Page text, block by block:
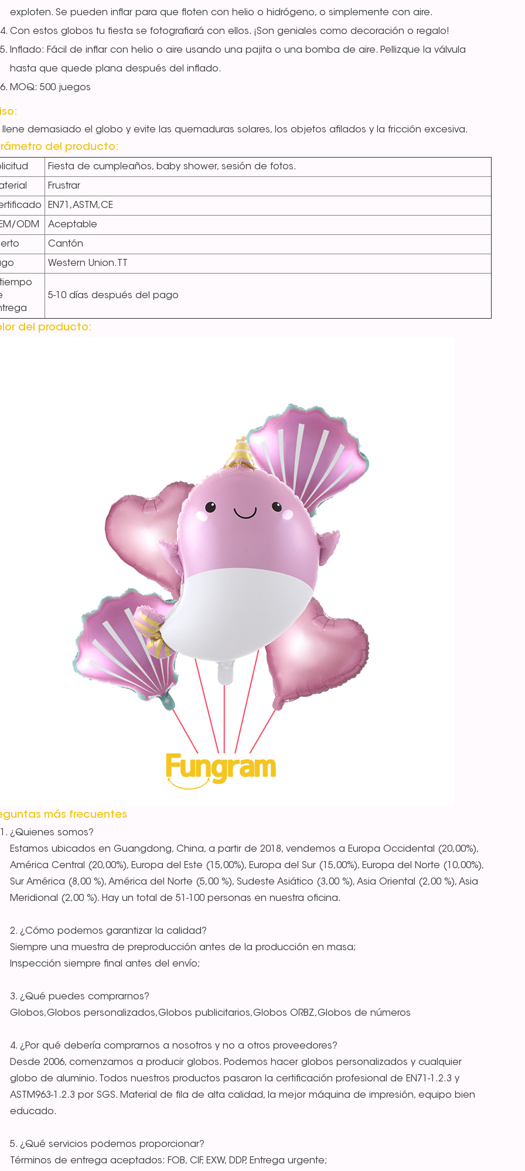
exploten. Se pueden inflar para que floten con helio o hidrógeno, o simplemente con aire.
Con estos globos tu fiesta se fotografiará con ellos. ¡Son geniales como decoración o regalo!
Inflado: Fácil de inflar con helio o aire usando una pajita o una bomba de aire. Pellizque la válvula
hasta que quede plana después del inflado.
MOQ: 500 juegos
llene demasiado el globo y evite las quemaduras solares, los objetos afilados y la fricción excesiva.
del producto:
Fiesta de cumpleaños, baby shower, sesión de fotos.
Frustrar
EN71,ASTM,CE
ODM Aceptable
Cantón
Western Union.TT
tiempo
5-10 días después del pago
del producto:
más frecuentes
¿Quienes somos?
Estamos ubicados en Guangdong, China, a partir de 2018, vendemos a Europa Occidental (20,00%),
América Central (20,00%), Europa del Este (15,00%), Europa del Sur (15,00%), Europa del Norte (10,00%),
Sur América (8,00 %), América del Norte (5,00 %), Sudeste Asiático (3,00 %), Asia Oriental (2,00 %), Asia
Meridional (2,00 %). Hay un total de 51-100 personas en nuestra oficina.
2. ¿Cómo podemos garantizar la calidad?
Siempre una muestra de preproducción antes de la producción en masa;
Inspección siempre final antes del envío;
3. ¿Qué puedes comprarnos?
Globos,Globos personalizados,Globos publicitarios,Globos ORBZ,Globos de números
4. ¿Por qué debería comprarnos a nosotros y no a otros proveedores?
Desde 2006, comenzamos a producir globos. Podemos hacer globos personalizados y cualquier
globo de aluminio. Todos nuestros productos pasaron la certificación profesional de EN71-1.2.3 y
ASTM963-1.2.3 por SGS. Material de fila de alta calidad, la mejor máquina de impresión, equipo bien
educado.
5. ¿Qué servicios podemos proporcionar?
Términos de entrega aceptados: FOB, CIF, EXW, DDP, Entrega urgente;